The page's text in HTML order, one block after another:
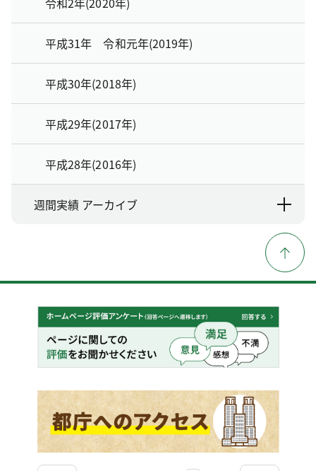
平成31年 令和元年(2019年)
平成30年(2018年)
平成29年(2017年)
平成28年(2016年)
週間実績 アーカイブ